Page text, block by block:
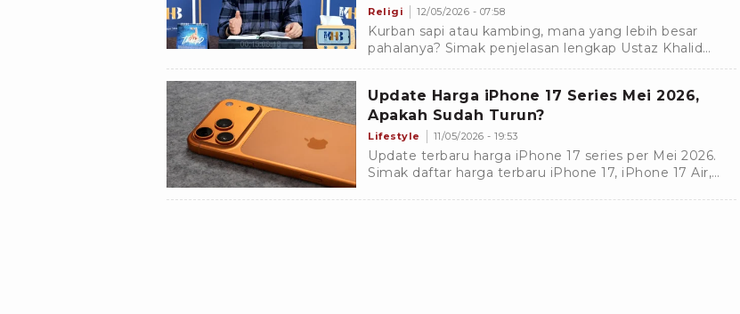
Religi 12/05/2026 - 07:58
Kurban sapi atau kambing, mana yang lebih besar
pahalanya? Simak penjelasan lengkap Ustaz Khalid
Basalamah tentang hewan kurban paling afdal
Update Harga iPhone 17 Series Mei 2026,
Apakah Sudah Turun?
Lifestyle 11/05/2026 - 19:53
Update terbaru harga iPhone 17 series per Mei 2026.
Simak daftar harga terbaru iPhone 17, iPhone 17 Air,